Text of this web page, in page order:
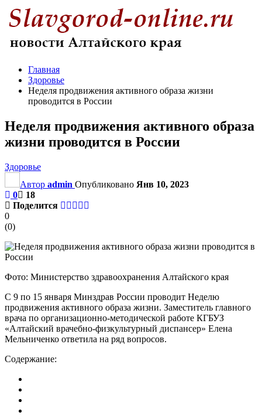
Главная
Здоровье
Неделя продвижения активного образа жизни
проводится в России
Неделя продвижения активного образа
жизни проводится в России
Здоровье
Автор admin Опубликовано Янв 10, 2023
0
18
Поделится
0
(0)
Фото: Министерство здравоохранения Алтайского края
С 9 по 15 января Минздрав России проводит Неделю
продвижения активного образа жизни. Заместитель главного
врача по организационно-методической работе КГБУЗ
«Алтайский врачебно-физкультурный диспансер» Елена
Мельниченко ответила на ряд вопросов.
Содержание: